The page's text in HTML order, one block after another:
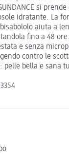
si
idratante. La
aiuta a
fino a 48
e senza
contro le
pelle bella e sana